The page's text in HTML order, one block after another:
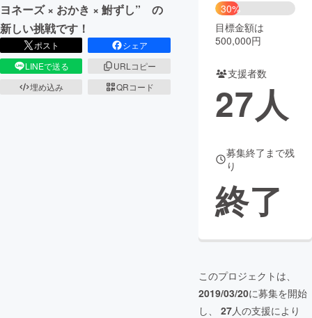
CAMPFIRE for Social Good
CAMPFIRE Creation
CAMPFIREふるさと納税machi-ya コミュニティ
ヨネーズ × おかき × 鮒ずし” の
新しい挑戦です！
ポスト
シェア
LINEで送る
URLコピー
埋め込み
QRコード
30%
目標金額は
500,000円
支援者数
27人
募集終了まで残
り
終了
このプロジェクトは、
2019/03/20に募集を開始
し、 27人の支援により